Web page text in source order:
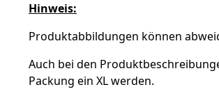
Hinweis:
Produktabbildungen können
Auch bei den
Packung ein XL werden.